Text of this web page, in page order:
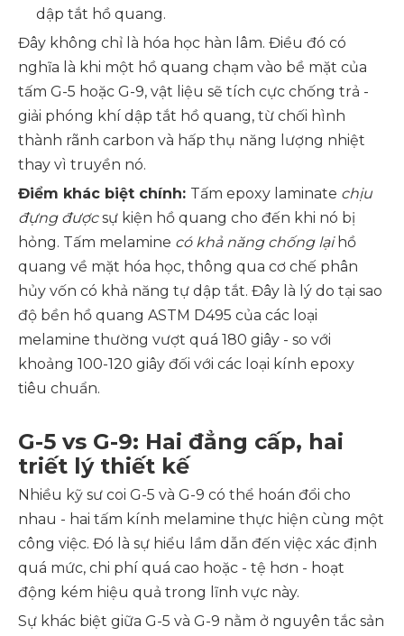
dập tắt hồ quang.
Đây không chỉ là hóa học hàn lâm. Điều đó có
nghĩa là khi một hồ quang chạm vào bề mặt của
tấm G-5 hoặc G-9, vật liệu sẽ tích cực chống trả -
giải phóng khí dập tắt hồ quang, từ chối hình
thành rãnh carbon và hấp thụ năng lượng nhiệt
thay vì truyền nó.
Điểm khác biệt chính: Tấm epoxy laminate chịu
đựng đượcsự kiện hồ quang cho đến khi nó bị
hỏng. Tấm melamine có khả năng chống lại hồ
quang về mặt hóa học, thông qua cơ chế phân
hủy vốn có khả năng tự dập tắt. Đây là lý do tại sao
độ bền hồ quang ASTM D495 của các loại
melamine thường vượt quá 180 giây - so với
khoảng 100-120 giây đối với các loại kính epoxy
tiêu chuẩn.
G-5 vs G-9: Hai đẳng cấp, hai
triết lý thiết kế
Nhiều kỹ sư coi G-5 và G-9 có thể hoán đổi cho
nhau - hai tấm kính melamine thực hiện cùng một
công việc. Đó là sự hiểu lầm dẫn đến việc xác định
quá mức, chi phí quá cao hoặc - tệ hơn - hoạt
động kém hiệu quả trong lĩnh vực này.
Sự khác biệt giữa G-5 và G-9 nằm ở nguyên tắc sản